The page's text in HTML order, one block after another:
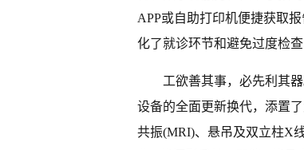
APP或自助打印机便捷获取
化了就诊环节和避免过度检
工欲善其事，必先利其
设备的全面更新换代，添置
共振(MRI)、悬吊及双立柱X